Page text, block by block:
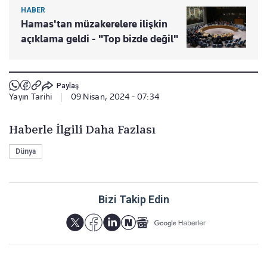
HABER
Hamas'tan müzakerelere ilişkin
açıklama geldi - "Top bizde değil"
Paylaş
Yayın Tarihi 09 Nisan, 2024 - 07:34
Haberle İlgili Daha Fazlası
Dünya
Bizi Takip Edin